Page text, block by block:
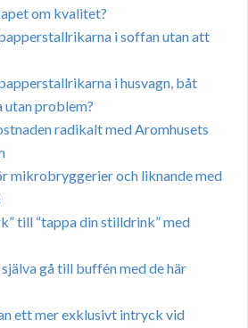
om kvalitet?
i soffan utan att
i husvagn, båt
utan problem?
radikalt med Aromhusets
mikrobryggerier och liknande med
till “tappa din stilldrink” med
gå till buffén med de här
ett mer exklusivt intryck vid